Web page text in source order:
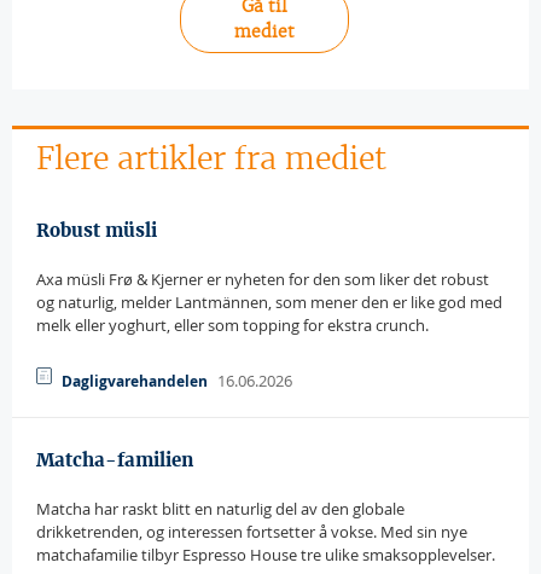
Gå til
mediet
Flere artikler fra mediet
Robust müsli
Axa müsli Frø & Kjerner er nyheten for den som liker det robust
og naturlig, melder Lantmännen, som mener den er like god med
melk eller yoghurt, eller som topping for ekstra crunch.
Dagligvarehandelen 16.06.2026
Matcha-familien
Matcha har raskt blitt en naturlig del av den globale
drikketrenden, og interessen fortsetter å vokse. Med sin nye
matchafamilie tilbyr Espresso House tre ulike smaksopplevelser.